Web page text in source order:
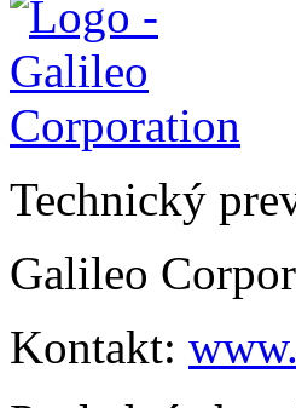
Technický
Galileo
Kontakt: